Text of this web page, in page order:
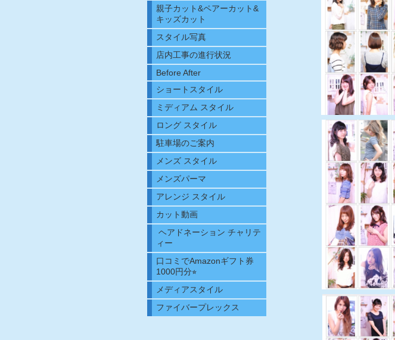
親子カット&ペアーカット&
キッズカット
スタイル写真
店内工事の進行状況
Before After
ショートスタイル
ミディアム スタイル
ロング スタイル
駐車場のご案内
メンズ スタイル
メンズパーマ
アレンジ スタイル
カット動画
ヘアドネーション チャリテ
ィー
口コミでAmazonギフト券
1000円分⭐︎
メディアスタイル
ファイバープレックス